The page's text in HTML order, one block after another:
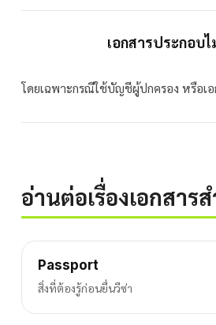
เอกสารประกอบ
โดยเฉพาะกรณีใช้บัญชีผู้ปกครอง หรือเ
อ่านต่อเรื่องเอกสาร
Passport
สิ่งที่ต้องรู้ก่อนยื่นวีซ่า